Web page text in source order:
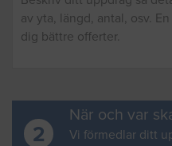
2
När och var
Vi förmedlar ditt